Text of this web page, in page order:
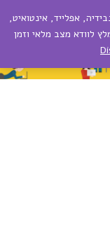
תפריט
אפלייד, אינטואיט,
לוודא מצב מלאי וזמן